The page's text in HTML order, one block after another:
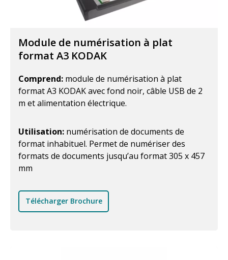
Module de numérisation à plat
format A3 KODAK
Comprend: module de numérisation à plat
format A3 KODAK avec fond noir, câble USB de 2
m et alimentation électrique.
Utilisation: numérisation de documents de
format inhabituel. Permet de numériser des
formats de documents jusqu’au format 305 x 457
mm
Télécharger Brochure